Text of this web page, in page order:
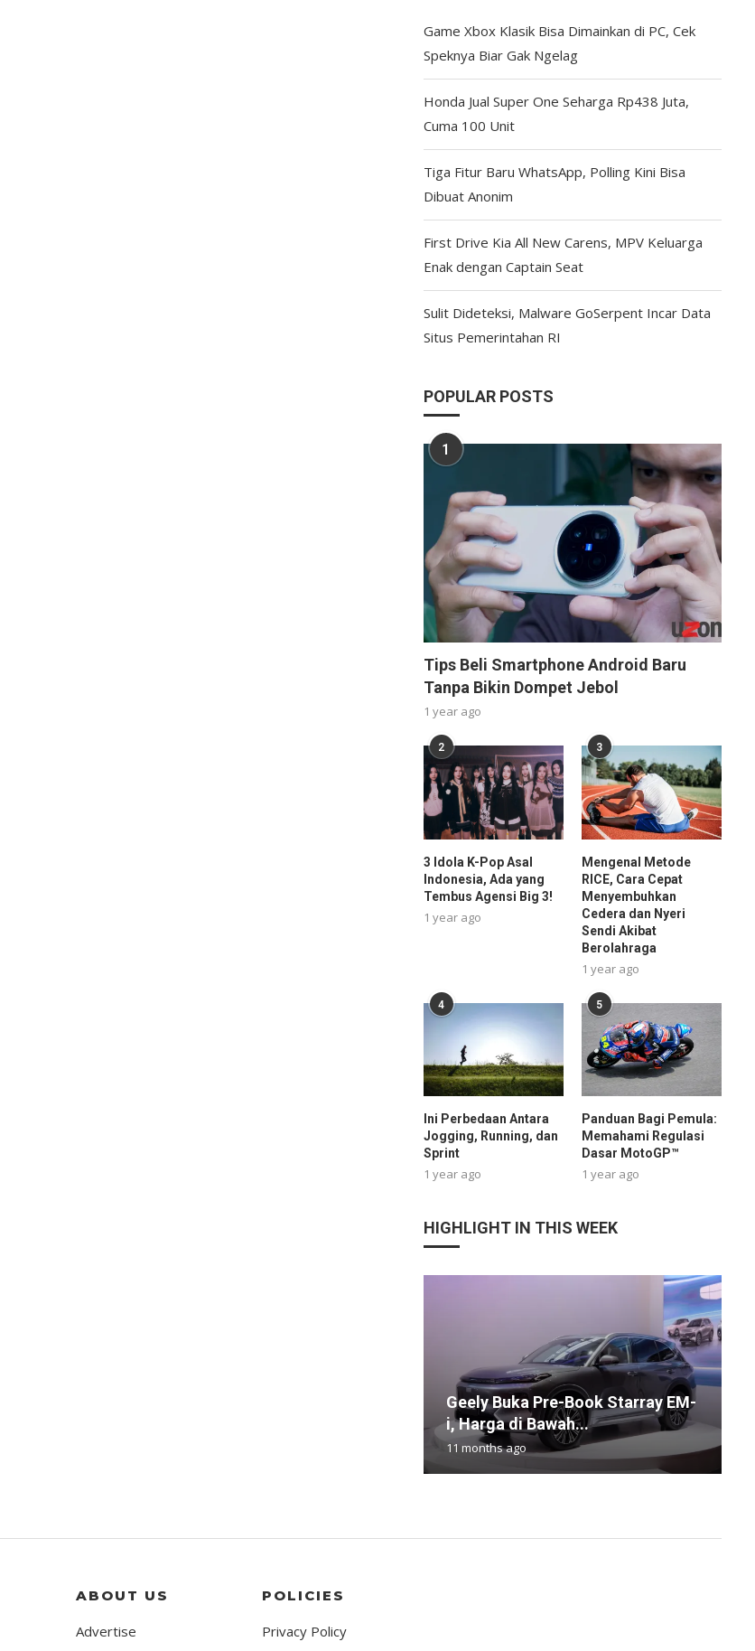
Game Xbox Klasik Bisa Dimainkan di PC, Cek
Speknya Biar Gak Ngelag
Honda Jual Super One Seharga Rp438 Juta,
Cuma 100 Unit
Tiga Fitur Baru WhatsApp, Polling Kini Bisa
Dibuat Anonim
First Drive Kia All New Carens, MPV Keluarga
Enak dengan Captain Seat
Sulit Dideteksi, Malware GoSerpent Incar Data
Situs Pemerintahan RI
POPULAR POSTS
1
Tips Beli Smartphone Android Baru
Tanpa Bikin Dompet Jebol
1 year ago
2
3 Idola K-Pop Asal
Indonesia, Ada yang
Tembus Agensi Big 3!
1 year ago
3
Mengenal Metode
RICE, Cara Cepat
Menyembuhkan
Cedera dan Nyeri
Sendi Akibat
Berolahraga
1 year ago
4
Ini Perbedaan Antara
Jogging, Running, dan
Sprint
1 year ago
5
Panduan Bagi Pemula:
Memahami Regulasi
Dasar MotoGP™
1 year ago
HIGHLIGHT IN THIS WEEK
Geely Buka Pre-Book Starray EM-
i, Harga di Bawah...
11 months ago
ABOUT US
Advertise
POLICIES
Privacy Policy